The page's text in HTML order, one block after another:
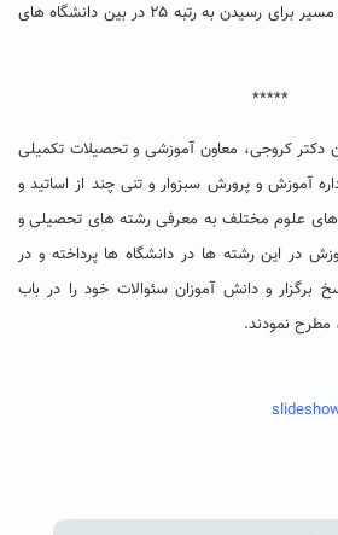
اخیر و تهیه نقشه راه دانشگاه مسیر برای رسیدن به رتبه ۲۵ در بین دانشگاه های
*****
دکتر کروجی، معاون آموزشی و تحصیلات تکمیلی
آموزش و پرورش سبزوار و تنی چند از اساتید و
علوم مختلف به معرفی رشته های تحصیلی و
در این رشته ها در دانشگاه ها پرداخته و در
برگزار و دانش آموزان سئوالات خود را در باب
مطرح نمودند.